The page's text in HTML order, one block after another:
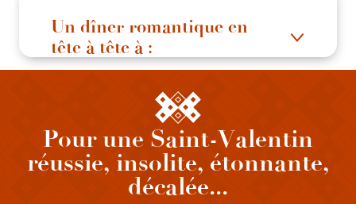
Un dîner romantique en
tête à tête à :
Pour une Saint-Valentin
réussie, insolite, étonnante,
décalée...